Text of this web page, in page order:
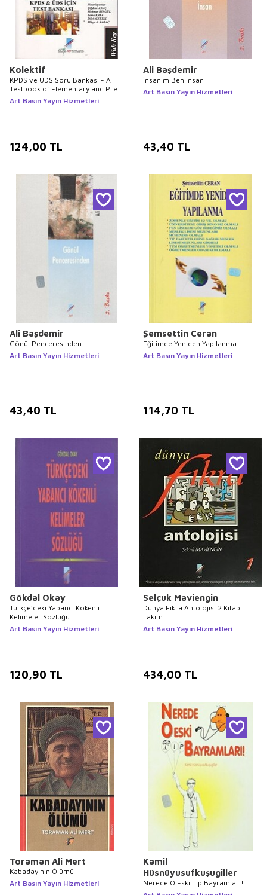
Kolektif
KPDS ve ÜDS Soru Bankası - A
Testbook of Elementary and Pre -
Intermediate Learners
Art Basın Yayın Hizmetleri
124,00 TL
Ali Başdemir
İnsanım Ben İnsan
Art Basın Yayın Hizmetleri
43,40 TL
Ali Başdemir
Gönül Penceresinden
Art Basın Yayın Hizmetleri
43,40 TL
Şemsettin Ceran
Eğitimde Yeniden Yapılanma
Art Basın Yayın Hizmetleri
114,70 TL
Gökdal Okay
Türkçe’deki Yabancı Kökenli
Kelimeler Sözlüğü
Art Basın Yayın Hizmetleri
120,90 TL
Selçuk Maviengin
Dünya Fıkra Antolojisi 2 Kitap
Takım
Art Basın Yayın Hizmetleri
434,00 TL
Toraman Ali Mert
Kabadayının Ölümü
Art Basın Yayın Hizmetleri
Kamil
Hüsnüyusufkuşugiller
Nerede O Eski Tıp Bayramları!